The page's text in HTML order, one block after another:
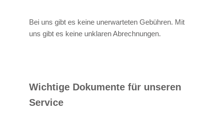
Bei uns gibt es keine unerwarteten Gebühren. Mit
uns gibt es keine unklaren Abrechnungen.
Wichtige Dokumente für unseren
Service